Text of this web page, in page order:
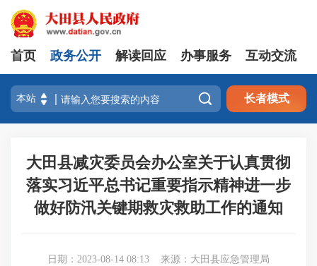
首页 政务公开 解读回应 办事服务 互动交流
 长者模式
大田县减灾委员会办公室关于认真贯彻
落实习近平总书记重要指示精神进一步
做好防汛关键期救灾救助工作的通知
日期：2023-08-14 08:13 来源：大田县应急管理局